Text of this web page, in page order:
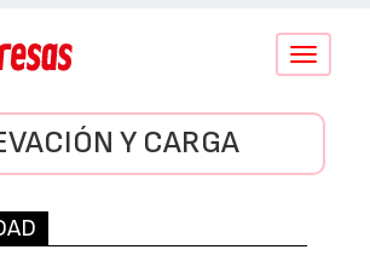
Conmutar
Y CARGA